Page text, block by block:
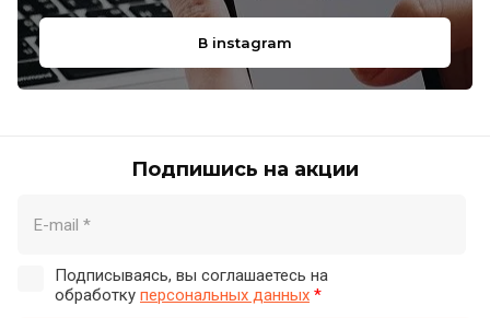
В instagram
Подпишись на акции
Подписываясь, вы соглашаетесь на
обработку персональных данных *